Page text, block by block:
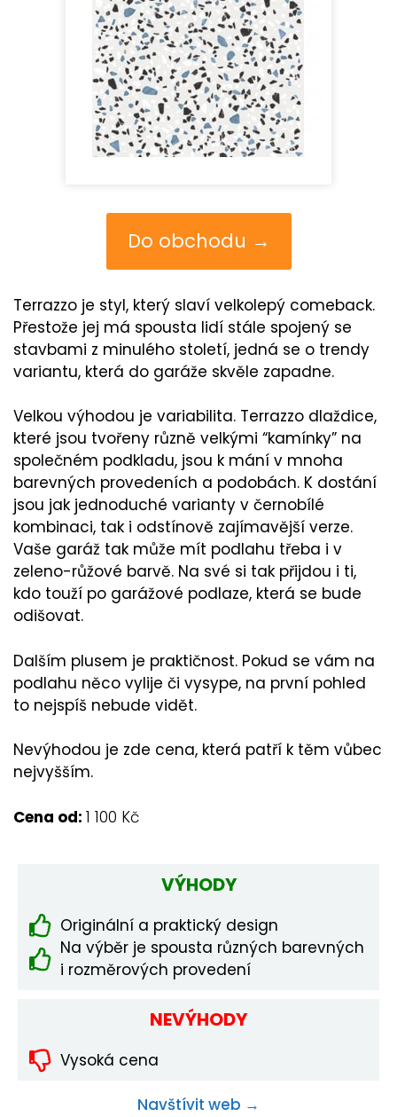
Do obchodu →
Terrazzo je styl, který slaví velkolepý comeback.
Přestože jej má spousta lidí stále spojený se
stavbami z minulého století, jedná se o trendy
variantu, která do garáže skvěle zapadne.
Velkou výhodou je variabilita. Terrazzo dlaždice,
které jsou tvořeny různě velkými “kamínky” na
společném podkladu, jsou k mání v mnoha
barevných provedeních a podobách. K dostání
jsou jak jednoduché varianty v černobílé
kombinaci, tak i odstínově zajímavější verze.
Vaše garáž tak může mít podlahu třeba i v
zeleno-růžové barvě. Na své si tak přijdou i ti,
kdo touží po garážové podlaze, která se bude
odišovat.
Dalším plusem je praktičnost. Pokud se vám na
podlahu něco vylije či vysype, na první pohled
to nejspíš nebude vidět.
Nevýhodou je zde cena, která patří k těm vůbec
nejvyšším.
Cena od: 1 100 Kč
VÝHODY
Originální a praktický design
Na výběr je spousta různých barevných
i rozměrových provedení
NEVÝHODY
Vysoká cena
Navštívit web →